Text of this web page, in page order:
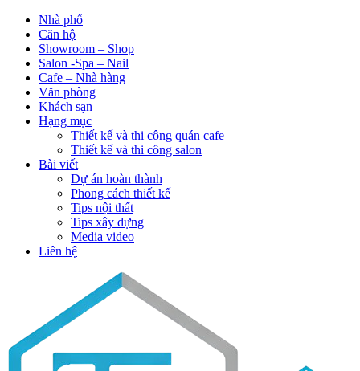
Nhà phố
Căn hộ
Showroom – Shop
Salon -Spa – Nail
Cafe – Nhà hàng
Văn phòng
Khách sạn
Hạng mục
Thiết kế và thi công quán cafe
Thiết kế và thi công salon
Bài viết
Dự án hoàn thành
Phong cách thiết kế
Tips nội thất
Tips xây dựng
Media video
Liên hệ